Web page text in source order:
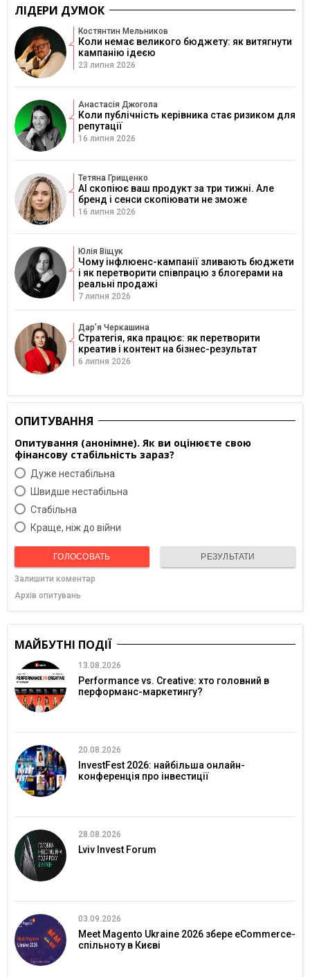
ЛІДЕРИ ДУМОК
Костянтин Мельников
Коли немає великого бюджету: як витягнути
кампанію ідеєю
23 липня 2026
Анастасія Джогола
Коли публічність керівника стає ризиком для
репутації
16 липня 2026
Тетяна Грищенко
AI скопіює ваш продукт за три тижні. Але
бренд і сенси скопіювати не зможе
16 липня 2026
Юлія Віщук
Чому інфлюенс-кампанії зливають бюджети
і як перетворити співпрацю з блогерами на
реальні продажі
7 липня 2026
Дарʼя Черкашина
Стратегія, яка працює: як перетворити
креатив і контент на бізнес-результат
6 липня 2026
ОПИТУВАННЯ
Опитування (анонімне). Як ви оцінюєте свою
фінансову стабільність зараз?
Дуже нестабільна
Швидше нестабільна
Cтабільна
Краще, ніж до війни
ГОЛОСОВАТЬ РЕЗУЛЬТАТИ
Залишити коментар
Архів опитувань
МАЙБУТНІ ПОДІЇ
13.08.2026
Performance vs. Creative: хто головний в
перформанс-маркетингу?
20.08.2026
InvestFest 2026: найбільша онлайн-
конференція про інвестиції
28.08.2026
Lviv Invest Forum
03.09.2026
Meet Magento Ukraine 2026 збере eCommerce-
спільноту в Києві